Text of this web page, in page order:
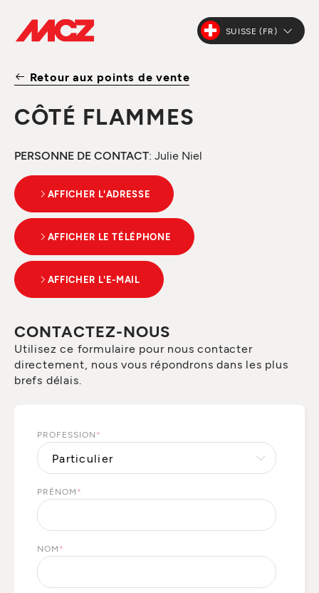
SUISSE (FR)
Retour aux points de vente
CÔTÉ FLAMMES
PERSONNE DE CONTACT: Julie Niel
AFFICHER L'ADRESSE
AFFICHER LE TÉLÉPHONE
AFFICHER L'E-MAIL
CONTACTEZ-NOUS
Utilisez ce formulaire pour nous contacter
directement, nous vous répondrons dans les plus
brefs délais.
PROFESSION *
PRÉNOM *
NOM *